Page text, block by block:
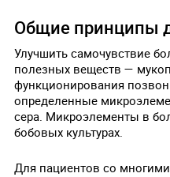
Общие принципы
Улучшить самочувствие
полезных веществ —
функционирования
определенные
сера. Микроэлементы в
бобовых культурах.
Для пациентов со